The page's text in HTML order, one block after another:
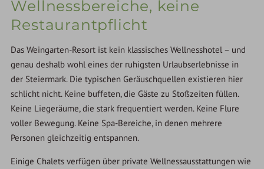
Wellnessbereiche, keine
Restaurantpflicht
Das Weingarten-Resort ist kein klassisches Wellnesshotel – und
genau deshalb wohl eines der ruhigsten Urlaubserlebnisse in
der Steiermark. Die typischen Geräuschquellen existieren hier
schlicht nicht. Keine buffeten, die Gäste zu Stoßzeiten füllen.
Keine Liegeräume, die stark frequentiert werden. Keine Flure
voller Bewegung. Keine Spa-Bereiche, in denen mehrere
Personen gleichzeitig entspannen.
Einige Chalets verfügen über private Wellnessausstattungen wie